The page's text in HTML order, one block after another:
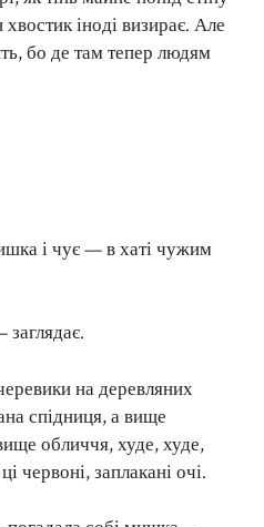
іноді визирає. Але
бо де там тепер людям
і чує — в хаті чужим
на деревляних
спідниця, а вище
обличчя, худе, худе,
червоні, заплакані очі.